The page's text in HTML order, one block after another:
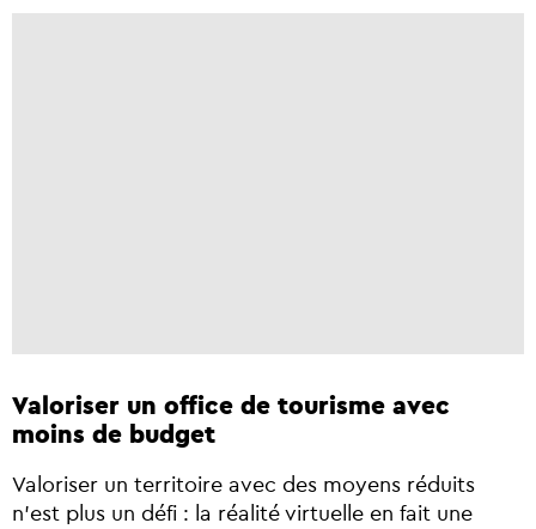
Valoriser un office de tourisme avec
moins de budget
Valoriser un territoire avec des moyens réduits
n’est plus un défi : la réalité virtuelle en fait une